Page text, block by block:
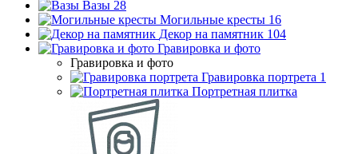
Вазы 28
Могильные кресты 16
Декор на памятник 104
Гравировка и фото
Гравировка и фото
Гравировка портрета 1
Портретная плитка